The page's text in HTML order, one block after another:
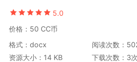
5.0
价格：50 CC币
格式：docx
阅读次数：
资源大小：14 KB
下载次数：3次